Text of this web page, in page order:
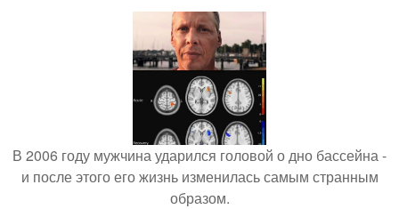
В 2006 году мужчина ударился головой о дно бассейна -
и после этого его жизнь изменилась самым странным
образом.